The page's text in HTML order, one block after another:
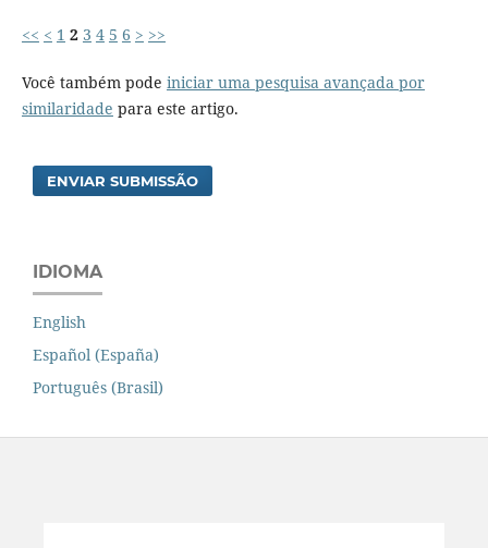
<< < 1 2 3 4 5 6 > >>
Você também pode iniciar uma pesquisa avançada por
similaridade para este artigo.
ENVIAR SUBMISSÃO
IDIOMA
English
Español (España)
Português (Brasil)